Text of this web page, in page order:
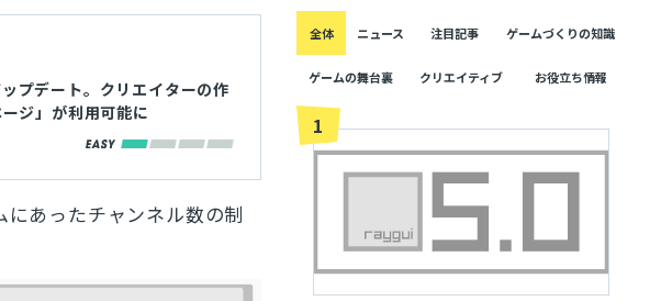
プデート。クリエイターの作
ジ」が利用可能に
あったチャンネル数の制
全体 ニュース 注目記事 ゲームづくりの知識
ゲームの舞台裏 クリエイティブ お役立ち情報
1